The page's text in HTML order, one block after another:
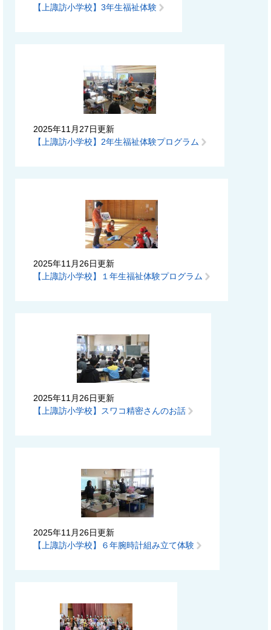
【上諏訪小学校】3年生福祉体験
2025年11月27日更新
【上諏訪小学校】2年生福祉体験プログラム
2025年11月26日更新
【上諏訪小学校】１年生福祉体験プログラム
2025年11月26日更新
【上諏訪小学校】スワコ精密さんのお話
2025年11月26日更新
【上諏訪小学校】６年腕時計組み立て体験